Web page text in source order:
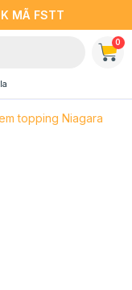
MÃ FSTT
0
topping Niagara